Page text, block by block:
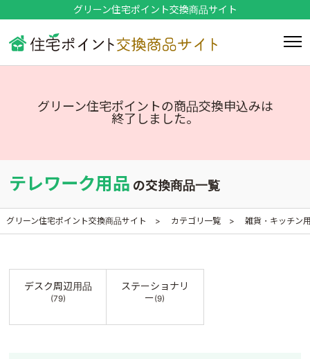
グリーン住宅ポイント交換商品サイト
グリーン住宅ポイントの商品交換申込みは
終了しました。
テレワーク用品 の交換商品一覧
グリーン住宅ポイント交換商品サイト カテゴリ一覧 雑貨・キッチン
デスク周辺用品
(79)
ステーショナリ
ー(9)